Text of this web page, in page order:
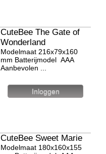
CuteBee The Gate of
Wonderland
Modelmaat 216х79х160
mm Batterijmodel ААА
Aanbevolen ...
CuteBee Sweet Marie
Modelmaat 180х160х155